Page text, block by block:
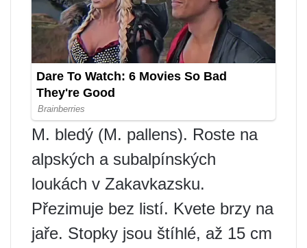
M. bledý (M. pallens). Roste na
alpských a subalpínských
loukách v Zakavkazsku.
Přezimuje bez listí. Kvete brzy na
jaře. Stopky jsou štíhlé, až 15 cm